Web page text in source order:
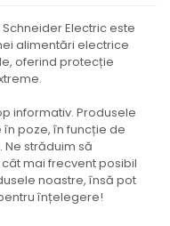
Electric este
alimentări electrice
oferind protecție
informativ. Produsele
poze, în funcție de
străduim să
mai frecvent posibil
noastre, însă pot
înțelegere!